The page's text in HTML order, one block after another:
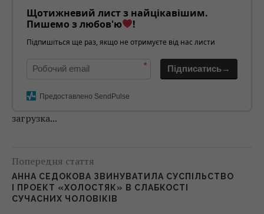
Щотижневий лист з найцікавішим.
Пишемо з любов'ю
!
Підпишіться ще раз, якщо не отримуєте від нас листи
* Підписатись→
Предоставлено SendPulse
загрузка...
Попередня стаття
АННА СЕДОКОВА ЗВИНУВАТИЛА СУСПІЛЬСТВО
І ПРОЕКТ «ХОЛОСТЯК» В СЛАБКОСТІ
СУЧАСНИХ ЧОЛОВІКІВ